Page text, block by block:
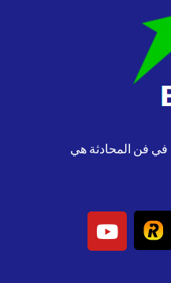
في فن المحادثة هي